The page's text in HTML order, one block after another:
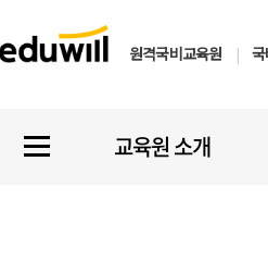
원격국비교육원 |
교육원 소개